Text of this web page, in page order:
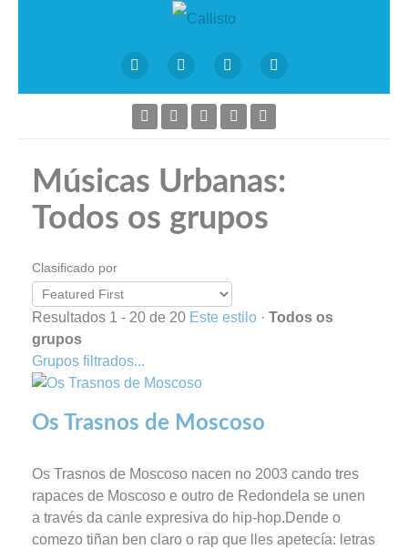
Músicas Urbanas:
Todos os grupos
Clasificado por
Resultados 1 - 20 de 20 Este estilo · Todos os
grupos
Grupos filtrados...
Os Trasnos de Moscoso
Os Trasnos de Moscoso nacen no 2003 cando tres
rapaces de Moscoso e outro de Redondela se unen
a través da canle expresiva do hip-hop.Dende o
comezo tiñan ben claro o rap que lles apetecía: letras